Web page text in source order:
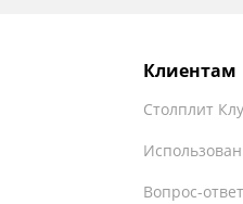
Клиентам
Столплит
Вопрос-ответ